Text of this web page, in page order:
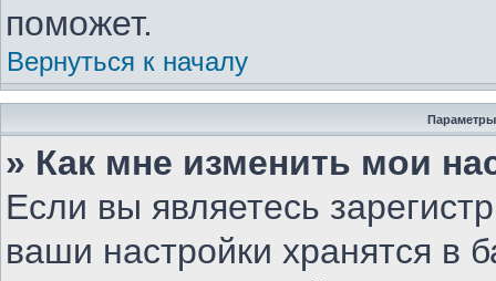
поможет.
Вернуться к началу
Параметры
» Как мне изменить мои
Если вы являетесь
ваши настройки хранятся в